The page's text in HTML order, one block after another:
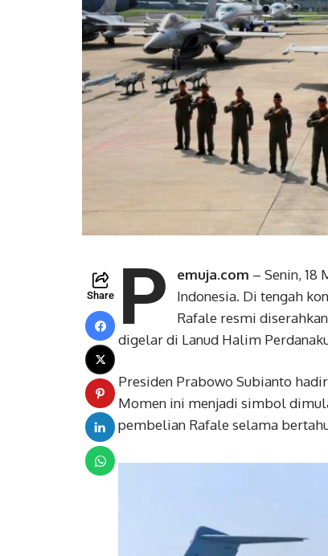
Share P emuja.com – Senin, 18
Indonesia. Di tengah
Rafale resmi
digelar di Lanud Halim
Presiden Prabowo Subianto
Momen ini menjadi simbol
pembelian Rafale selama